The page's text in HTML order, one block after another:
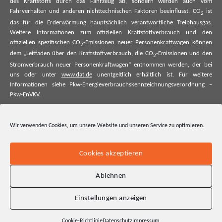
Wir verwenden Cookies, um unsere Website und unseren Service zu optimieren.
Cookies akzeptieren
Ablehnen
Einstellungen anzeigen
des Kraftstoffs durch das Fahrzeug ab, sondern werden auch vom
Fahrverhalten und anderen nichttechnischen Faktoren beeinflusst. CO2
ist
das für die Erderwärmung hauptsächlich verantwortliche Treibhausgas.
Weitere Informationen zum offiziellen Kraftstoffverbrauch und den
offiziellen spezifischen CO2-Emissionen neuer Personenkraftwagen können
dem „Leitfaden über den Kraftstoffverbrauch, die CO2-Emissionen und den
Stromverbrauch neuer Personenkraftwagen“ entnommen werden, der bei
uns oder unter www.dat.deunentgeltlich erhältlich ist. Für weitere
Informationen siehe Pkw-Energieverbrauchskennzeichnungsverordnung –
Pkw-EnVKV.
offiziellen spezifischen CO₂-Emissionen und ggf. zum Stromverbrauch neuer
offiziellen spezifischen CO₂-Emissionen und den offiziellen Stromverbrauch
neuer Pkw entnommen werden. Dieser ist an allen Verkaufsstellen und bei
der Deutschen Automobil Treuhand GmbH unentgeltlich erhältlich, sowie